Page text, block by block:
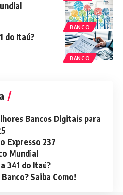
BANCO
BANCO
do Itaú?
Bancos Digitais para
Expresso 237
Mundial
341 do Itaú?
Saiba Como!